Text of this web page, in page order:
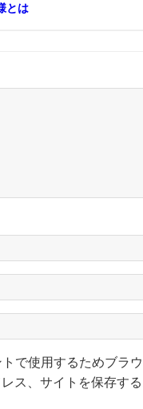
とは
で使用するためブラ
ス、サイトを保存する